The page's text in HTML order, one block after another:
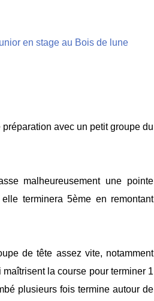
avec un petit groupe du
malheureusement une pointe
terminera 5ème en remontant
de tête assez vite, notamment
la course pour terminer 1
plusieurs fois termine autour de